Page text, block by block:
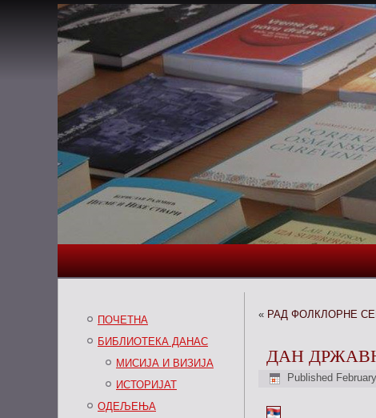
ПОЧЕТНА
БИБЛИОТЕКА ДАНАС
МИСИЈА И ВИЗИЈА
ИСТОРИЈАТ
ОДЕЉЕЊА
« РАД ФОЛКЛОРНЕ
ДАН
Published